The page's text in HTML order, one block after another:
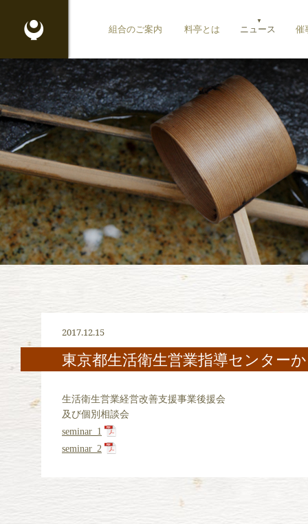
組合のご案内
料亭とは ニュース 催
東京都生活衛生営業指導センター
2017.12.15
生活衛生営業経営改善支援事業後援会
及び個別相談会
seminar_1
seminar_2